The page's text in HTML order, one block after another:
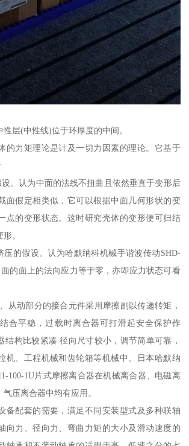
层(中性线)位于环厚度的中间。
的力矩理论是计及一切力因素的理论。它基于
。认为中面的法线不扭曲且依然垂直于变形后
面假定相类似，它可以根据中面几何形状的变
点的变形状态。这时研究壳体的变形便可归结
。
压的假设。认为哈默纳科机械手谐波传动SHD-
面的面上的法向应力等于零，亦即应力状态可看
从动部分的接合元件采用摩擦副以传递转矩，
合平稳，过载时离合器可打滑起安全保护作
结构比较紧凑.径向尺寸较小，调节简单可靠，
机、工程机械和齿轮箱等机械中。日本哈默纳
100-1U片式摩擦离合器在机械离合器、电磁离
压离合器中均有应用。
备配套的需要，满足不同安装型式及多种联轴
向力、径向力、弯曲力矩的大小及滑动速度的